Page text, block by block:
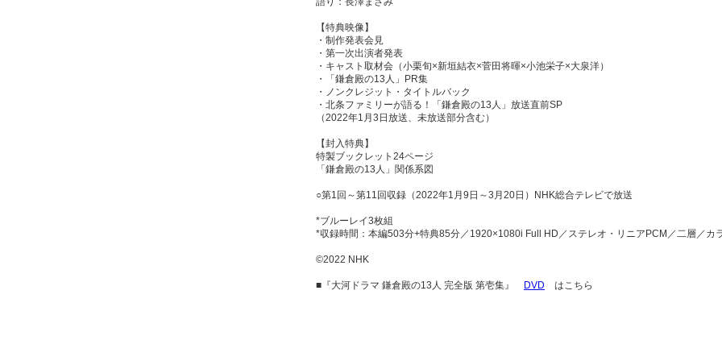
【特典映像】
・制作発表会見
・第一次出演者発表
・キャスト取材会（小栗旬×新垣結衣×菅田将暉×小池栄子×大泉洋）
・「鎌倉殿の13人」PR集
・ノンクレジット・タイトルバック
・北条ファミリーが語る！「鎌倉殿の13人」放送直前SP
（2022年1月3日放送、未放送部分含む）
【封入特典】
特製ブックレット24ページ
「鎌倉殿の13人」関係系図
○第1回～第11回収録（2022年1月9日～3月20日）NHK総合テレビで放送
*ブルーレイ3枚組
*収録時間：本編503分+特典85分／1920×1080i Full HD／ステレオ・リニアPCM／二層／カ
©2022 NHK
■『大河ドラマ 鎌倉殿の13人 完全版 第壱集』 DVD はこちら